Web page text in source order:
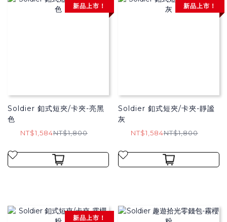
新品上市！
Soldier 釦式短夾/卡夾-亮黑
色
NT$1,584NT$1,800
新品上市！
Soldier 釦式短夾/卡夾-靜謐
灰
NT$1,584NT$1,800
新品上市！